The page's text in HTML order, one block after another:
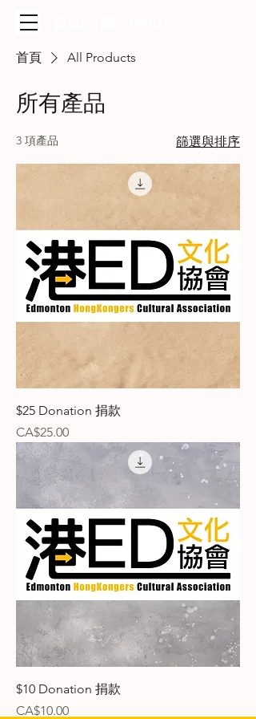
首頁 All Products
所有產品
3 項產品 篩選與排序
$25 Donation 捐款
價格
CA$25.00
$10 Donation 捐款
價格
CA$10.00